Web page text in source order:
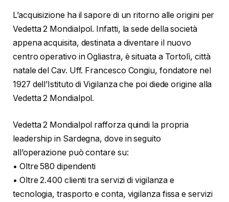
L’acquisizione ha il sapore di un ritorno alle origini per
Vedetta 2 Mondialpol. Infatti, la sede della società
appena acquisita, destinata a diventare il nuovo
centro operativo in Ogliastra, è situata a Tortolì, città
natale del Cav. Uff. Francesco Congiu, fondatore nel
1927 dell’Istituto di Vigilanza che poi diede origine alla
Vedetta 2 Mondialpol.
Vedetta 2 Mondialpol rafforza quindi la propria
leadership in Sardegna, dove in seguito
all’operazione può contare su:
• Oltre 580 dipendenti
• Oltre 2.400 clienti tra servizi di vigilanza e
tecnologia, trasporto e conta, vigilanza fissa e servizi